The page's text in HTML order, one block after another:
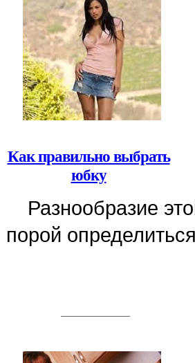
Как правильно выбрать
юбку
Разнообразие
порой